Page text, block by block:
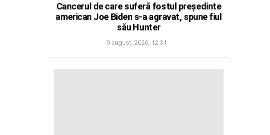
Cancerul de care suferă fostul președinte
american Joe Biden s-a agravat, spune fiul
său Hunter
9 august, 2026, 12:31